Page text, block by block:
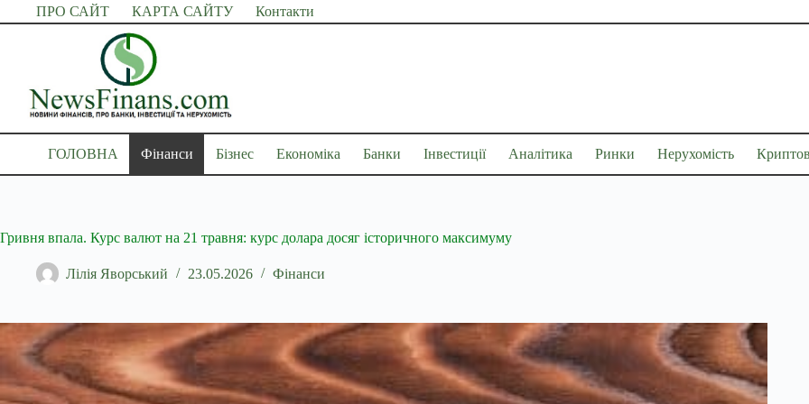
Перейти
до
ПРО САЙТ КАРТА САЙТУ Контакти
ГОЛОВНА Фінанси Бізнес Економіка Банки Інвестиції Аналітика Ринки Нерухомість
Гривня впала. Курс валют на 21 травня: курс долара досяг історичного максимуму
Лілія Яворський 23.05.2026 Фінанси